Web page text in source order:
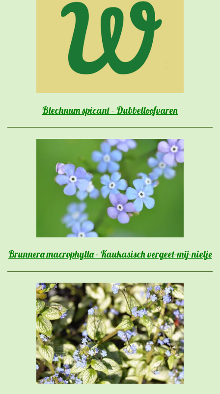
Blechnum spicant - Dubbelloofvaren
Brunnera macrophylla - Kaukasisch vergeet-mij-nietje